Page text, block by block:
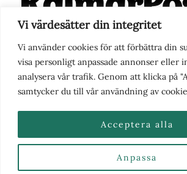
Vi värdesätter din integritet
Vi använder cookies för att förbättra din
visa personligt anpassade annonser eller
analysera vår trafik. Genom att klicka på
samtycker du till vår användning av
Anpassa
Acceptera alla
KalmarPosten är en modern
fokus på Kalmarregionen, men också med
perspektivet, vill vi vara din självklara
berättelser och engagemang. KalmarPosten
fick nya ägare 2025.
Nyhetstips eller frågor?Kontakta oss